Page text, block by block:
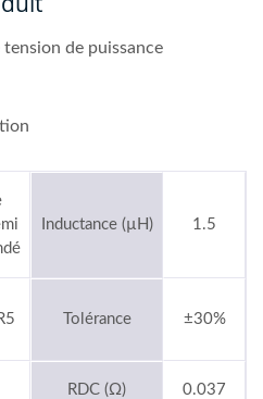
de puissance
Inductance (µH) 1.5
Tolérance ±30%
RDC (Ω) 0.037